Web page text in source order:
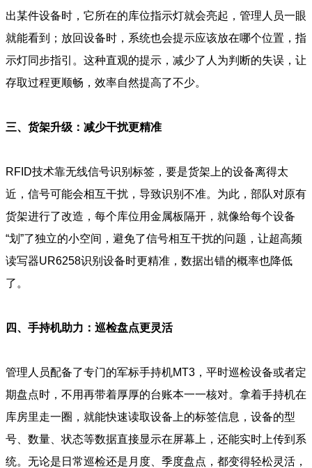
出某件设备时，它所在的库位指示灯就会亮起，管理人员一眼
就能看到；放回设备时，系统也会提示应该放在哪个位置，指
示灯同步指引。这种直观的提示，减少了人为判断的失误，让
存取过程更顺畅，效率自然提高了不少。
三、货架升级：减少干扰更精准
RFID技术靠无线信号识别标签，要是货架上的设备离得太
近，信号可能会相互干扰，导致识别不准。为此，部队对原有
货架进行了改造，每个库位用金属板隔开，就像给每个设备
“划”了独立的小空间，避免了信号相互干扰的问题，让超高频
读写器UR6258识别设备时更精准，数据出错的概率也降低
了。
四、手持机助力：巡检盘点更灵活
管理人员配备了专门的军标手持机MT3，平时巡检设备或者定
期盘点时，不用再带着厚厚的台账本一一核对。拿着手持机在
库房里走一圈，就能快速读取设备上的标签信息，设备的型
号、数量、状态等数据直接显示在屏幕上，还能实时上传到系
统。无论是日常巡检还是月度、季度盘点，都变得轻松灵活，